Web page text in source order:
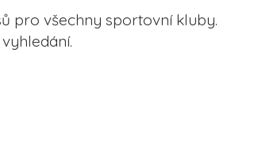
pro všechny sportovní kluby.